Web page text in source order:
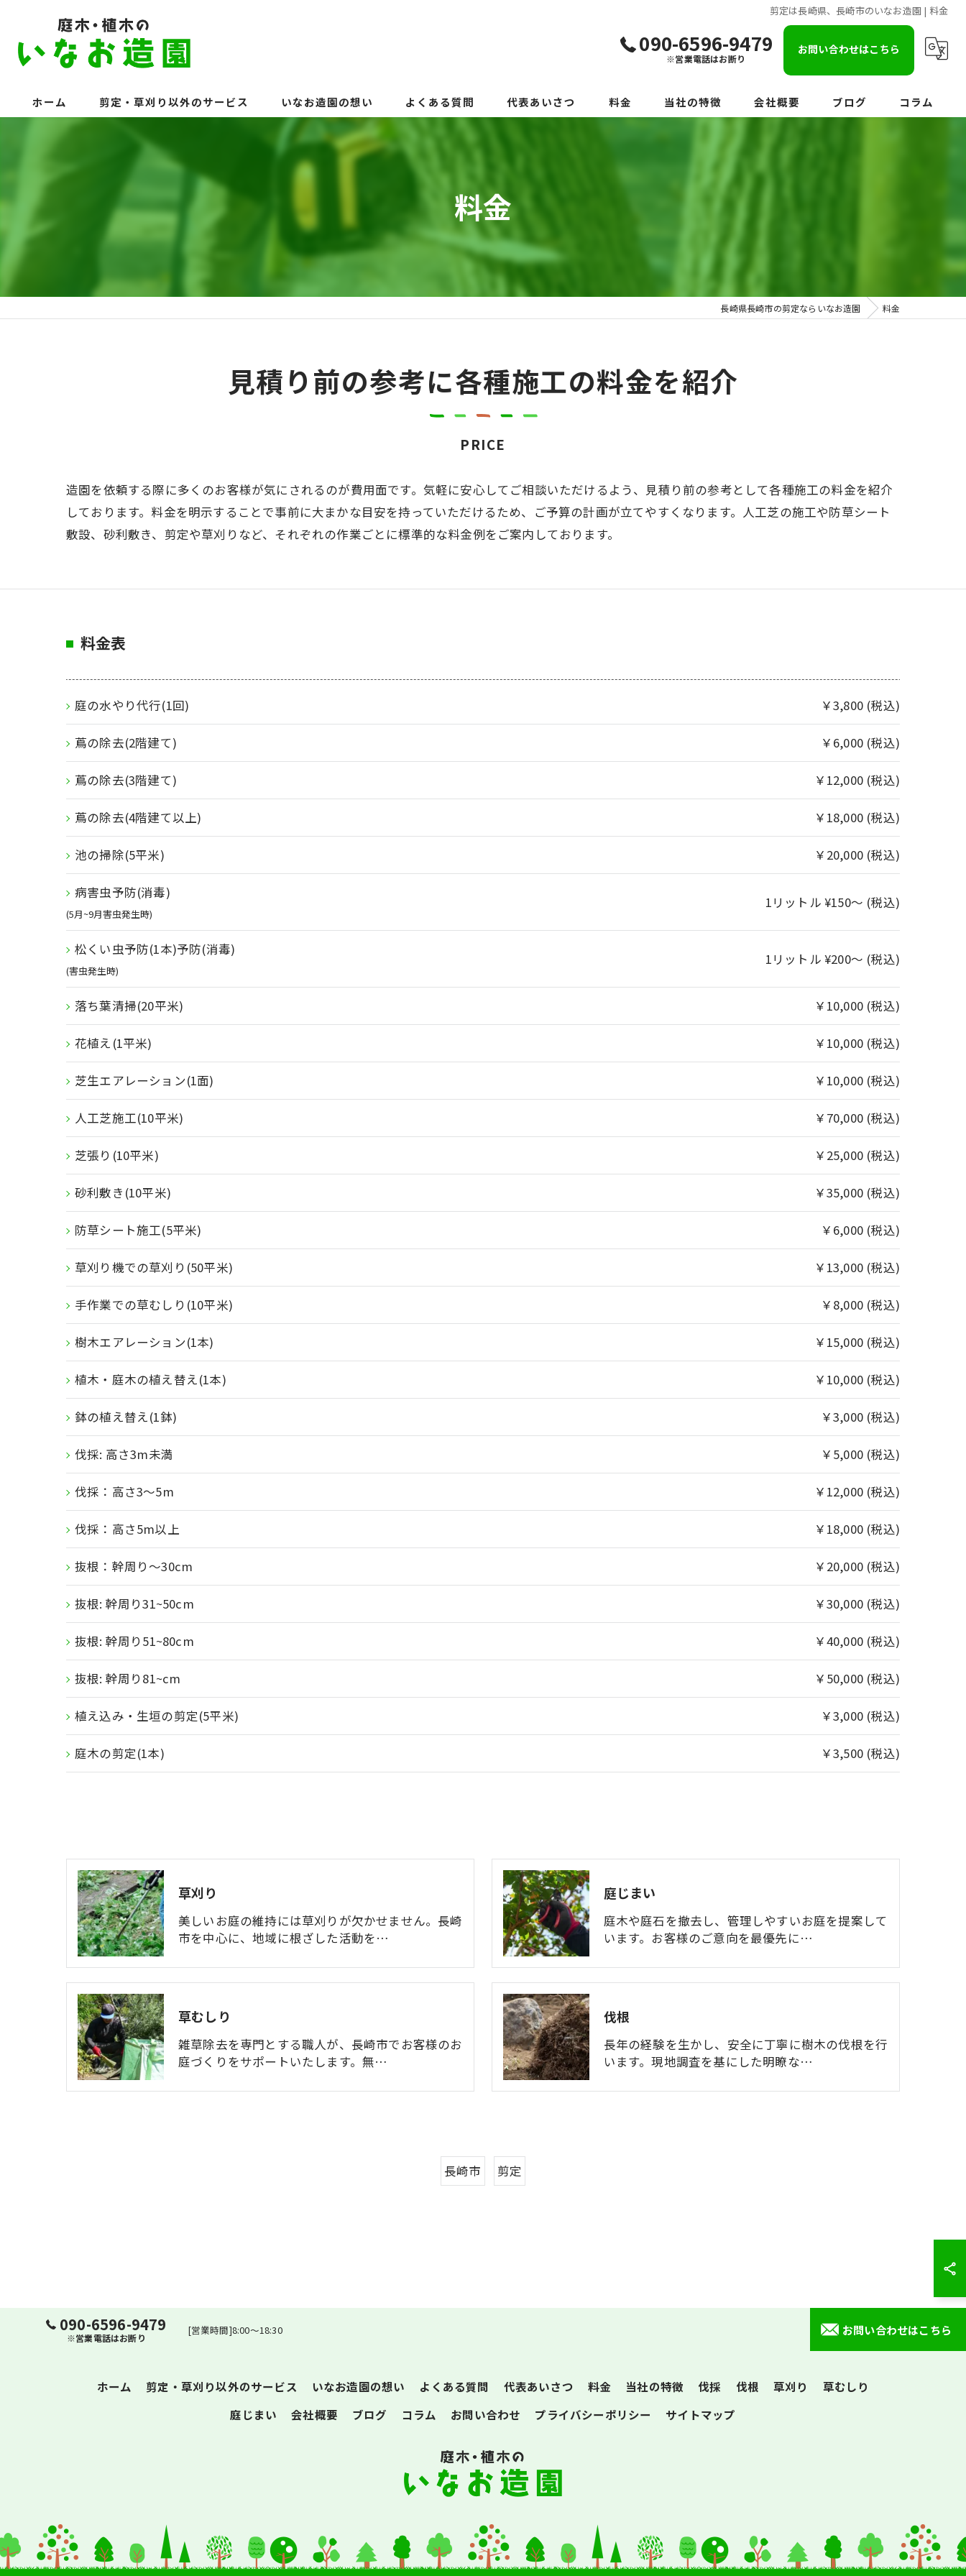
剪定は長崎県、長崎市のいなお造園 | 料金
090-6596-9479
※営業電話はお断り
お問い合わせはこちら
ホーム 剪定・草刈り以外のサービス いなお造園の想い よくある質問 代表あいさつ 料金 当社の特徴 会社概要 ブログ コラム
料金
長崎県長崎市の剪定ならいなお造園 料金
見積り前の参考に各種施工の料金を紹介
PRICE
造園を依頼する際に多くのお客様が気にされるのが費用面です。気軽に安心してご相談いただけるよう、見積り前の参考として各種施工の料金を紹介
しております。料金を明示することで事前に大まかな目安を持っていただけるため、ご予算の計画が立てやすくなります。人工芝の施工や防草シート
敷設、砂利敷き、剪定や草刈りなど、それぞれの作業ごとに標準的な料金例をご案内しております。
料金表
庭の水やり代行(1回) ￥3,800 (税込)
蔦の除去(2階建て) ￥6,000 (税込)
蔦の除去(3階建て) ￥12,000 (税込)
蔦の除去(4階建て以上) ￥18,000 (税込)
池の掃除(5平米) ￥20,000 (税込)
病害虫予防(消毒)
(5月~9月害虫発生時)
1リットル ¥150～ (税込)
松くい虫予防(1本)予防(消毒)
(害虫発生時)
1リットル ¥200～ (税込)
落ち葉清掃(20平米) ￥10,000 (税込)
花植え(1平米) ￥10,000 (税込)
芝生エアレーション(1面) ￥10,000 (税込)
人工芝施工(10平米) ￥70,000 (税込)
芝張り(10平米) ￥25,000 (税込)
砂利敷き(10平米) ￥35,000 (税込)
防草シート施工(5平米) ￥6,000 (税込)
草刈り機での草刈り(50平米) ￥13,000 (税込)
手作業での草むしり(10平米) ￥8,000 (税込)
樹木エアレーション(1本) ￥15,000 (税込)
植木・庭木の植え替え(1本) ￥10,000 (税込)
鉢の植え替え(1鉢) ￥3,000 (税込)
伐採: 高さ3m未満 ￥5,000 (税込)
伐採：高さ3〜5m ￥12,000 (税込)
伐採：高さ5m以上 ￥18,000 (税込)
抜根：幹周り〜30cm ￥20,000 (税込)
抜根: 幹周り31~50cm ￥30,000 (税込)
抜根: 幹周り51~80cm ￥40,000 (税込)
抜根: 幹周り81~cm ￥50,000 (税込)
植え込み・生垣の剪定(5平米) ￥3,000 (税込)
庭木の剪定(1本) ￥3,500 (税込)
草刈り
美しいお庭の維持には草刈りが欠かせません。長崎
市を中心に、地域に根ざした活動を…
庭じまい
庭木や庭石を撤去し、管理しやすいお庭を提案して
います。お客様のご意向を最優先に…
草むしり
雑草除去を専門とする職人が、長崎市でお客様のお
庭づくりをサポートいたします。無…
伐根
長年の経験を生かし、安全に丁寧に樹木の伐根を行
います。現地調査を基にした明瞭な…
長崎市 剪定
090-6596-9479
※営業電話はお断り
[営業時間]8:00～18:30 お問い合わせはこちら
ホーム 剪定・草刈り以外のサービス いなお造園の想い よくある質問 代表あいさつ 料金 当社の特徴 伐採 伐根 草刈り
草むしり
庭じまい
会社概要 ブログ コラム お問い合わせ プライバシーポリシー サイトマップ